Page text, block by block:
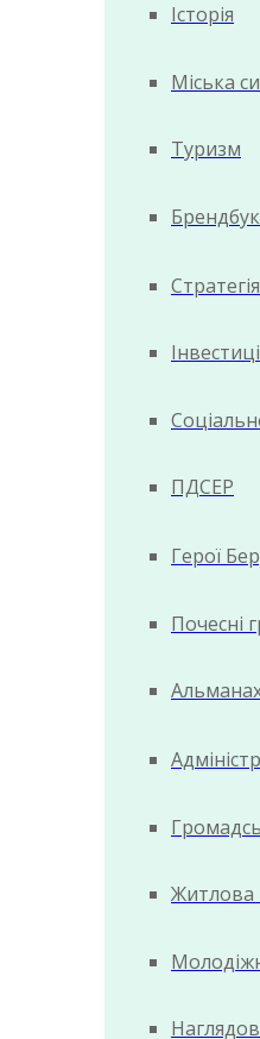
Історія
Міська
Туризм
Брендбук
ПДСЕР
Герої
Почесні
Житлова